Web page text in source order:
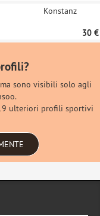
Konstanz
30 €
sono visibili solo agli
ulteriori profili sportivi